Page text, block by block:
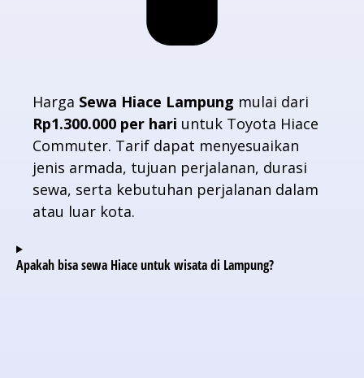
Harga Sewa Hiace Lampung mulai dari
Rp1.300.000 per hari untuk Toyota Hiace
Commuter. Tarif dapat menyesuaikan
jenis armada, tujuan perjalanan, durasi
sewa, serta kebutuhan perjalanan dalam
atau luar kota.
Apakah bisa sewa Hiace untuk wisata di Lampung?